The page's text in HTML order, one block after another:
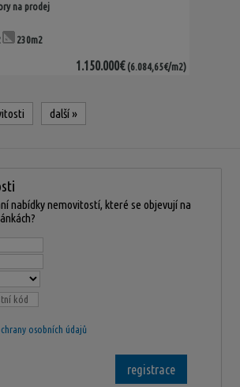
na prodej
230m2
1.150.000€ (6.084,65€/m2)
další »
nabídky nemovitostí, které se objevují na
osobních údajů